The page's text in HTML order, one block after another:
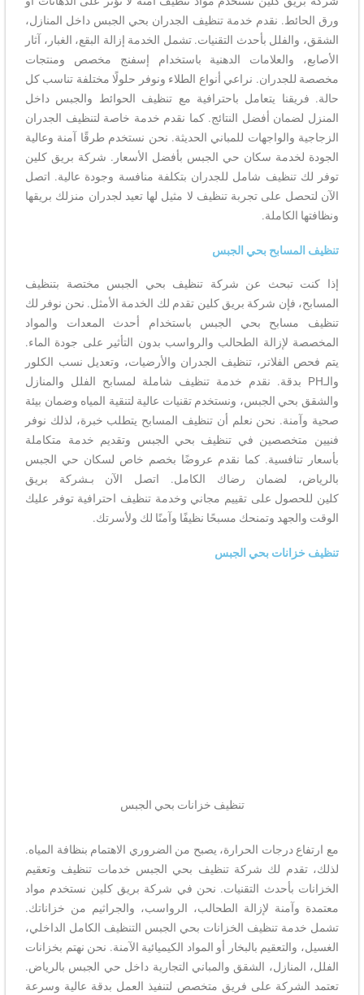
ورق الحائط. نقدم خدمة تنظيف الجدران بحي الجبس داخل المنازل،
الشقق، والفلل بأحدث التقنيات. تشمل الخدمة إزالة البقع، الغبار، آثار
الأصابع، والعلامات الدهنية باستخدام إسفنج مخصص ومنتجات
مخصصة للجدران. نراعي أنواع الطلاء ونوفر حلولًا مختلفة تناسب كل
حالة. فريقنا يتعامل باحترافية مع تنظيف الحوائط والجبس داخل
المنزل لضمان أفضل النتائج. كما نقدم خدمة خاصة لتنظيف الجدران
الزجاجية والواجهات للمباني الحديثة. نحن نستخدم طرقًا آمنة وعالية
الجودة لخدمة سكان حي الجبس بأفضل الأسعار. شركة بريق كلين
توفر لك تنظيف شامل للجدران بتكلفة منافسة وجودة عالية. اتصل
الآن لتحصل على تجربة تنظيف لا مثيل لها تعيد لجدران منزلك بريقها
ونظافتها الكاملة.
تنظيف المسابح بحي الجبس
إذا كنت تبحث عن شركة تنظيف بحي الجبس مختصة بتنظيف
المسابح، فإن شركة بريق كلين تقدم لك الخدمة الأمثل. نحن نوفر لك
تنظيف مسابح بحي الجبس باستخدام أحدث المعدات والمواد
المخصصة لإزالة الطحالب والرواسب بدون التأثير على جودة الماء.
يتم فحص الفلاتر، تنظيف الجدران والأرضيات، وتعديل نسب الكلور
والـPH بدقة. نقدم خدمة تنظيف شاملة لمسابح الفلل والمنازل
والشقق بحي الجبس، ونستخدم تقنيات عالية لتنقية المياه وضمان بيئة
صحية وآمنة. نحن نعلم أن تنظيف المسابح يتطلب خبرة، لذلك نوفر
فنيين متخصصين في تنظيف بحي الجبس وتقديم خدمة متكاملة
بأسعار تنافسية. كما نقدم عروضًا بخصم خاص لسكان حي الجبس
بالرياض، لضمان رضاك الكامل. اتصل الآن بـشركة بريق
كلين للحصول على تقييم مجاني وخدمة تنظيف احترافية توفر عليك
الوقت والجهد وتمنحك مسبحًا نظيفًا وآمنًا لك ولأسرتك.
تنظيف خزانات بحي الجبس
تنظيف خزانات بحي الجبس
مع ارتفاع درجات الحرارة، يصبح من الضروري الاهتمام بنظافة المياه.
لذلك، تقدم لك شركة تنظيف بحي الجبس خدمات تنظيف وتعقيم
الخزانات بأحدث التقنيات. نحن في شركة بريق كلين نستخدم مواد
معتمدة وآمنة لإزالة الطحالب، الرواسب، والجراثيم من خزاناتك.
تشمل خدمة تنظيف الخزانات بحي الجبس التنظيف الكامل الداخلي،
الغسيل، والتعقيم بالبخار أو المواد الكيميائية الآمنة. نحن نهتم بخزانات
الفلل، المنازل، الشقق والمباني التجارية داخل حي الجبس بالرياض.
تعتمد الشركة على فريق متخصص لتنفيذ العمل بدقة عالية وسرعة